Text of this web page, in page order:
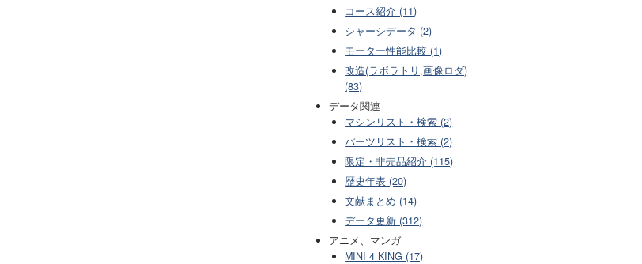
コース紹介 (11)
シャーシデータ (2)
モーター性能比較 (1)
改造(ラボラトリ,画像ロダ)
(83)
データ関連
マシンリスト・検索 (2)
パーツリスト・検索 (2)
限定・非売品紹介 (115)
歴史年表 (20)
文献まとめ (14)
データ更新 (312)
アニメ、マンガ
MINI 4 KING (17)